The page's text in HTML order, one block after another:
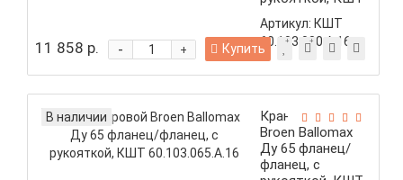
60.103.080.А.16
Артикул: КШТ
60.103.080.А.16
11 858 р. +
- Купить
В наличии
Кран шаровой
Broen Ballomax
Ду 65 фланец/
фланец, с